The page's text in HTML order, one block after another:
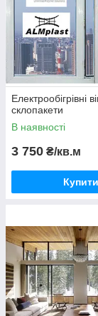
Електрообігрівні
склопакети
В наявності
3 750 ₴/кв.м
Купити